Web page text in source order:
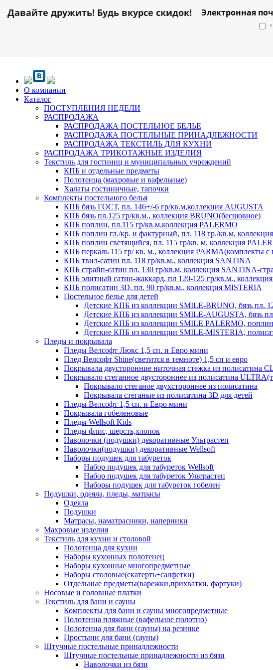
Давайте дружить! Будь вкурсе скидок! Электронная
О компании
Каталог
ПОСТУПЛЕНИЯ НЕДЕЛИ
РАСПРОДАЖА
РАСПРОДАЖА ПОСТЕЛЬНОЕ БЕЛЬЕ
РАСПРОДАЖА ПОСТЕЛЬНЫЕ ПРИНАДЛЕЖНОСТИ
РАСПРОДАЖА ТЕКСТИЛЬ ДЛЯ КУХНИ
РАСПРОДАЖА ТРИКОТАЖНЫЕ ИЗДЕЛИЯ
Текстиль для гостиниц и муниципальных учреждений
КПБ и отдельные предметы
Полотенца (махровые и вафельные)
Халаты гостиничные, тапочки
Комплекты постельного белья
КПБ бязь ГОСТ, пл. 146+/-6 гр/кв.м,коллекция AUGUSTA
КПБ бязь пл.125 гр/кв.м., коллекция BRUNO(бесшовное)
КПБ поплин, пл.115 гр/кв.м,коллекция PALERMO
КПБ поплин гл./кр. и фактурный, пл. 118 гр./кв.м,
КПБ поплин светящийся, пл. 115 гр/кв. м, коллекция
КПБ перкаль 115 гр/ кв. м., коллекция PARMA(комплекты с
КПБ твил-сатин пл. 118 гр/кв.м., коллекция SANTINA
КПБ страйп-сатин пл. 130 гр/кв.м, коллекция SANTINA-
КПБ элитный сатин-жаккард, пл 120-125 гр/кв.м.,
КПБ полисатин 3D, пл. 90 гр/кв.м., коллекция MISTERIA
Постельное белье для детей
Детские КПБ из коллекции SMILE-BRUNO, бязь пл.
Детские КПБ из коллекции SMILE-AUGUSTA, бязь
Детские КПБ из коллекции SMILE PALERMO,
Детские КПБ из коллекции SMILE-MISTERIA,
Пледы и покрывала
Пледы Велсофт Люкс 1,5 сп. и Евро мини
Плед Велсофт Shine(светится в темноте) 1,5 сп и евро
Покрывала двусторонние ниточная стежка из полисатина
Покрывало стеганное двустороннее из полисатина
Покрывало стеганое двухстороннее из полисатина
Покрывала стеганые из полисатина 3D для детей
Пледы Велсофт 1,5 сп. и Евро мини
Покрывала гобеленовые
Пледы Wellsoft Kids
Пледы флис, шерсть,хлопок
Наволочки (подушки) декоративные Ультрастеп
Наволочки(подушки) декоративные Wellsoft
Наборы подушек для табуреток
Набор подушек для табуреток Wellsoft
Набор подушек для табуреток Ультрастеп
Наборы подушек для табуреток гобелен
Подушки, одеяла, пледы, матрасы
Одеяла
Подушки
Матрасы, наматрасники, наперники
Махровые изделия
Текстиль для кухни и столовой
Полотенца для кухни
Наборы кухонных полотенец
Наборы кухонные многопредметные
Наборы столовые(скатерть+салфетки)
Отдельные предметы(варежки,прихватки, фартуки)
Носовые и головные платки
Текстиль для бани и сауны
Комплекты для бани и сауны многопредметные
Полотенца пляжные (вафельное полотно)
Полотенца для бани (сауны) на резинке
Простыни для бани (сауны)
Штучные постельные принадлежности
Штучные постельные принадлежности из бязи
Наволочки из бязи